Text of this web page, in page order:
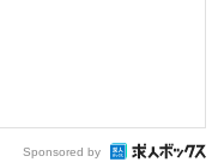
Sponsored by